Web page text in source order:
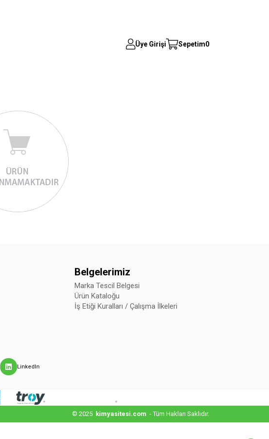
Üye Girişi Sepetim0
Belgelerimiz
Marka Tescil Belgesi
Ürün Kataloğu
İş Etiği Kuralları / Çalışma İlkeleri
LinkedIn
© 2025 kimyasitesi.com - Tüm Hakları Saklıdır.